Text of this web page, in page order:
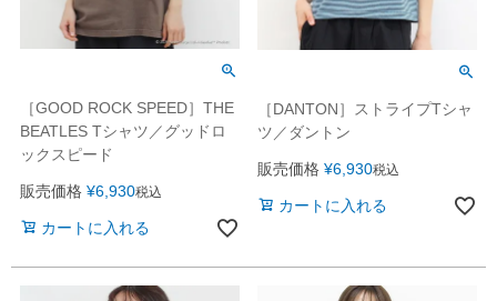
［GOOD ROCK SPEED］THE
BEATLES Tシャツ／グッドロ
ックスピード
販売価格 ¥6,930税込
カートに入れる
［DANTON］ストライプTシャ
ツ／ダントン
販売価格 ¥6,930税込
カートに入れる